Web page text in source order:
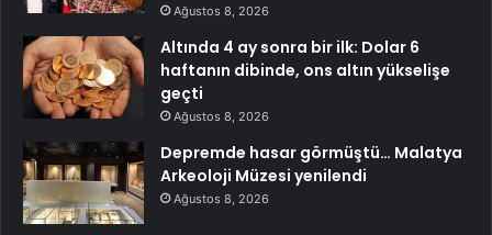
Ağustos 8, 2026
Altında 4 ay sonra bir ilk: Dolar 6
haftanın dibinde, ons altın yükselişe
geçti
Ağustos 8, 2026
Depremde hasar görmüştü… Malatya
Arkeoloji Müzesi yenilendi
Ağustos 8, 2026